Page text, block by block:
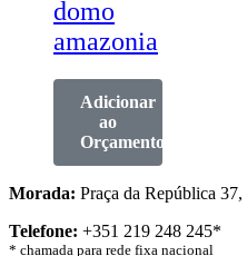
domo
amazonia
Adicionar
ao
Orçamento
Morada: Praça da República
Telefone: +351 219 248 245*
* chamada para rede fixa nacional